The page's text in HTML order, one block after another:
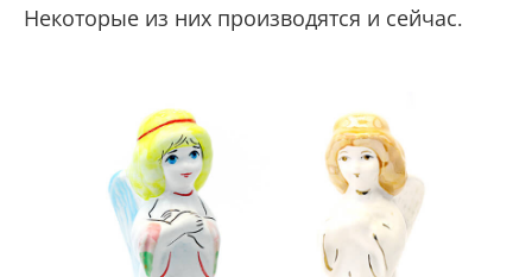
Некоторые из них производятся и сейчас.